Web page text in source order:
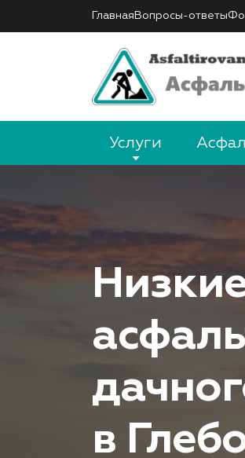
Главная Вопросы-ответы
Услуги
в